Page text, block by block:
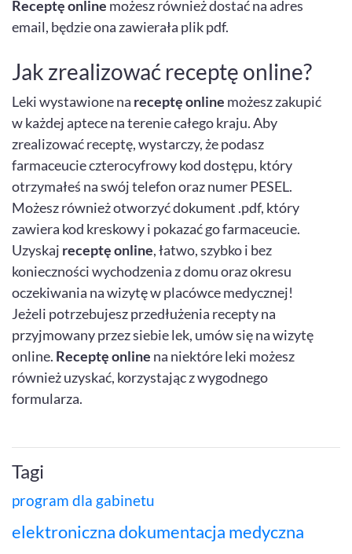
Receptę online możesz również dostać na adres
email, będzie ona zawierała plik pdf.
Jak zrealizować receptę online?
Leki wystawione na receptę online możesz zakupić
w każdej aptece na terenie całego kraju. Aby
zrealizować receptę, wystarczy, że podasz
farmaceucie czterocyfrowy kod dostępu, który
otrzymałeś na swój telefon oraz numer PESEL.
Możesz również otworzyć dokument .pdf, który
zawiera kod kreskowy i pokazać go farmaceucie.
Uzyskaj receptę online, łatwo, szybko i bez
konieczności wychodzenia z domu oraz okresu
oczekiwania na wizytę w placówce medycznej!
Jeżeli potrzebujesz przedłużenia recepty na
przyjmowany przez siebie lek, umów się na wizytę
online. Receptę online na niektóre leki możesz
również uzyskać, korzystając z wygodnego
formularza.
Tagi
program dla gabinetu
elektroniczna dokumentacja medyczna